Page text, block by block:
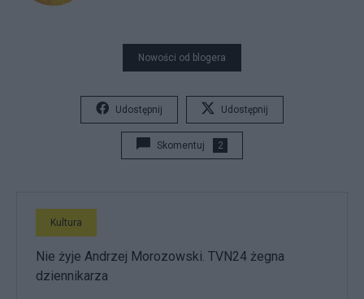
Nowości od blogera
Udostępnij Udostępnij
Skomentuj 2
Kultura
Nie żyje Andrzej Morozowski. TVN24 żegna
dziennikarza